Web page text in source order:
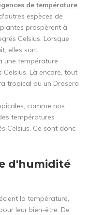
de température
espèces de
prospèrent à
Celsius. Lorsque
elles sont
une température
Là encore, tout
tropical ou un Drosera
comme nos
températures
Celsius. Ce sont donc
d'humidité
la température,
leur bien-être. De